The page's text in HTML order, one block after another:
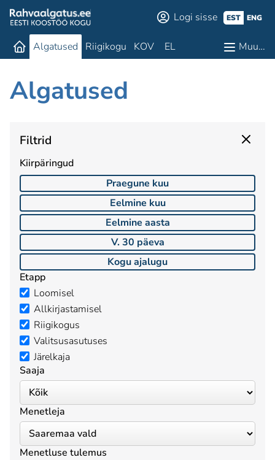
Logi sisse EST ENG
Algatused Riigikogu KOV EL Muu…
Algatused
Filtrid
Kiirpäringud
Praegune kuu
Eelmine kuu
Eelmine aasta
V. 30 päeva
Kogu ajalugu
Etapp
Loomisel
Allkirjastamisel
Riigikogus
Valitsusasutuses
Järelkaja
Saaja
Menetleja
Menetluse tulemus